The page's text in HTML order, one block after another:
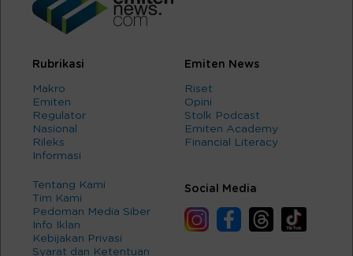
Rubrikasi
Makro
Emiten
Regulator
Nasional
Rileks
Informasi
Emiten News
Riset
Opini
Stolk Podcast
Emiten Academy
Financial Literacy
Tentang Kami
Tim Kami
Pedoman Media Siber
Info Iklan
Kebijakan Privasi
Syarat dan Ketentuan
Social Media